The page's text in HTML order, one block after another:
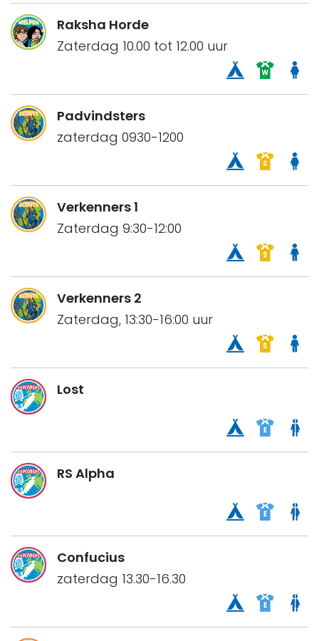
Raksha Horde
Zaterdag 10.00 tot 12.00 uur
Padvindsters
zaterdag 0930-1200
Verkenners 1
Zaterdag 9:30-12:00
Verkenners 2
Zaterdag, 13:30-16:00 uur
Lost
RS Alpha
Confucius
zaterdag 13.30-16.30